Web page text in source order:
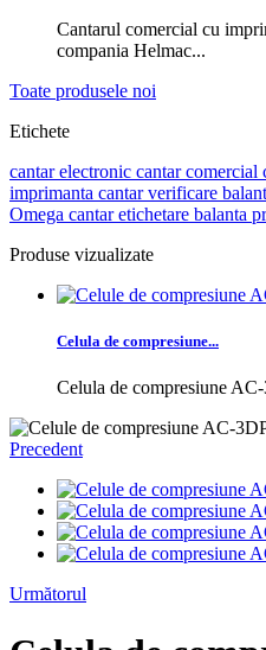
Cantarul comercial cu
compania Helmac...
Toate produsele noi
Etichete
cantar electronic cantar comercial
imprimanta cantar verificare
Omega cantar etichetare balanta
Produse vizualizate
Celula de compresiune...
Celula de compresiune
Precedent
Următorul